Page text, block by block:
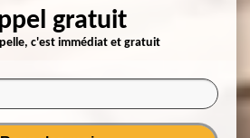
gratuit
c'est immédiat et gratuit